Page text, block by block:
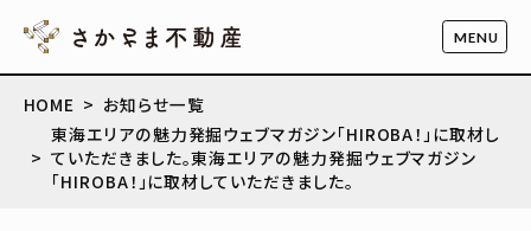
HOME
お知らせ一覧
東海エリアの魅力発掘ウェブマガジン「HIROBA！」に取材し
ていただきました。東海エリアの魅力発掘ウェブマガジン
「HIROBA！」に取材していただきました。